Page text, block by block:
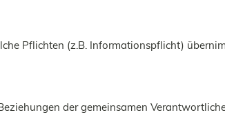
Pflichten (z.B. Informationspflicht)
der gemeinsamen